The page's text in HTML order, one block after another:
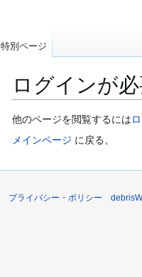
ログインが
ナ
ビ
ョ
検
索
他のページを閲覧するには
メインページ に戻る。
特別ページ
プライバシー・ポリシー